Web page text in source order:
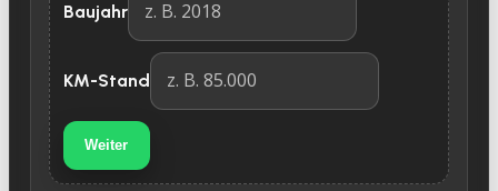
Baujahr
KM-Stand
Weiter